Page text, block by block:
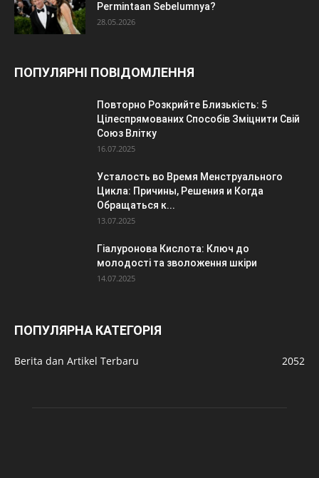
Permintaan Sebelumnya?
28.05.2026
ПОПУЛЯРНІ ПОВІДОМЛЕННЯ
Повторно Розкрийте Близькість: 5
Цілеспрямованих Способів Зміцнити Свій
Союз Влітку
16.07.2025
Усталость во Время Менструального
Цикла: Причины, Решения и Когда
Обращаться к...
13.07.2025
Гіалуронова Кислота: Ключ до
молодості та зволоження шкіри
14.07.2025
ПОПУЛЯРНА КАТЕГОРІЯ
Berita dan Artikel Terbaru 2052